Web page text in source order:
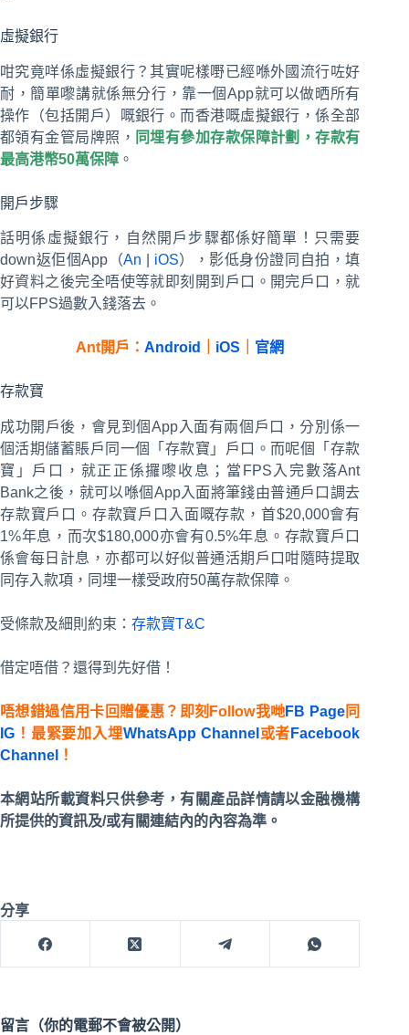
虛擬銀行
咁究竟咩係虛擬銀行？其實呢樣嘢已經喺外國流行咗好
耐，簡單嚟講就係無分行，靠一個App就可以做晒所有
操作（包括開戶）嘅銀行。而香港嘅虛擬銀行，係全部
都領有金管局牌照， 同埋有參加存款保障計劃，存款有
最高港幣50萬保障 。
開戶步驟
話明係虛擬銀行，自然開戶步驟都係好簡單！只需要
down返佢個App（An iOS），影低身份證同自拍，填
好資料之後完全唔使等就即刻開到戶口。開完戶口，就
可以FPS過數入錢落去。
Ant開戶：Android iOS 官網
存款寶
成功開戶後，會見到個App入面有兩個戶口，分別係一
個活期儲蓄賬戶同一個「存款寶」戶口。而呢個「存款
寶」戶口，就正正係攞嚟收息；當FPS入完數落Ant
Bank之後，就可以喺個App入面將筆錢由普通戶口調去
存款寶戶口。存款寶戶口入面嘅存款，首$20,000會有
1%年息，而次$180,000亦會有0.5%年息。存款寶戶口
係會每日計息，亦都可以好似普通活期戶口咁隨時提取
同存入款項，同埋一樣受政府50萬存款保障。
受條款及細則約束： 存款寶T&C
借定唔借？還得到先好借！
唔想錯過信用卡回贈優惠？即刻Follow我哋FB Page同
IG ！最緊要加入埋WhatsApp Channel 或者 Facebook
Channel
！
本網站所載資料只供參考，有關產品詳情請以金融機構
所提供的資訊及/或有關連結內的內容為準。
分享
留言（你的電郵不會被公開）